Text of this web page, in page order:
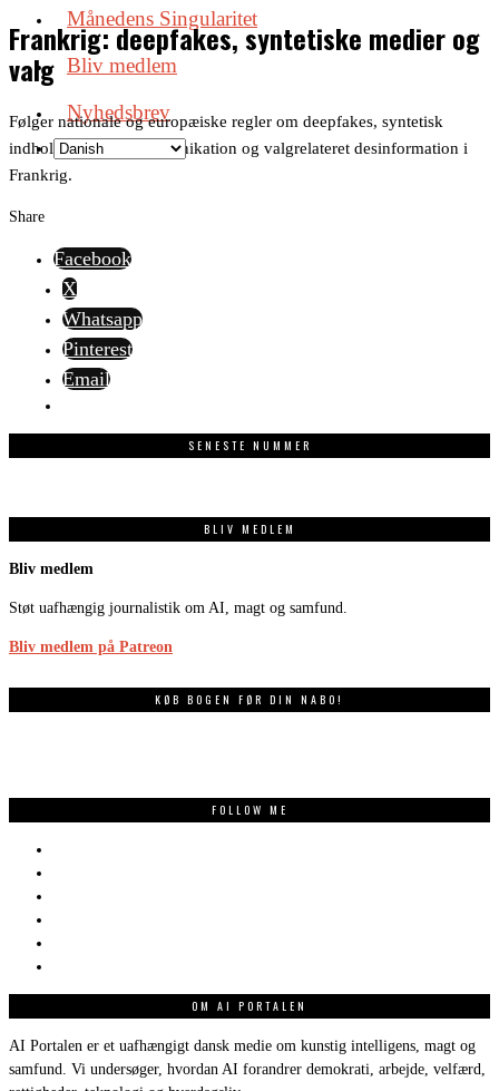
Månedens Singularitet
Bliv medlem
Nyhedsbrev
Frankrig: deepfakes, syntetiske medier og
valg
Følger nationale og europæiske regler om deepfakes, syntetisk
indhold, politisk kommunikation og valgrelateret desinformation i
Frankrig.
Share
Facebook
X
Whatsapp
Pinterest
Email
SENESTE NUMMER
BLIV MEDLEM
Bliv medlem
Støt uafhængig journalistik om AI, magt og samfund.
Bliv medlem på Patreon
KØB BOGEN FØR DIN NABO!
FOLLOW ME
OM AI PORTALEN
AI Portalen er et uafhængigt dansk medie om kunstig intelligens, magt og
samfund. Vi undersøger, hvordan AI forandrer demokrati, arbejde, velfærd,